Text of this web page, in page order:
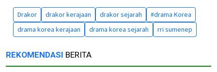
Drakor drakor kerajaan drakor sejarah
#drama Korea
drama korea kerajaan
drama korea sejarah rri sumenep
REKOMENDASI BERITA